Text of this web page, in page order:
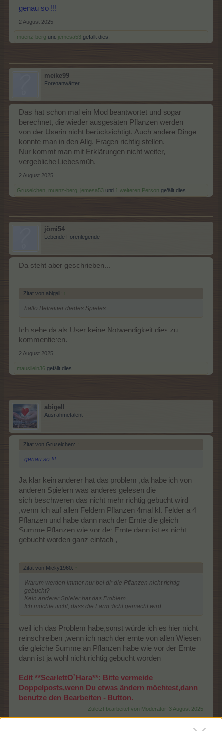
genau so !!!
2 August 2025
muenz-berg und jemesa53 gefällt dies.
meike99
Forenanwärter
Das hat schon mal ein Mod beantwortet und sogar
berechnet, die wieder ausgesäten Pflanzen werden
von der Userin nicht berücksichtigt. Auch andere Dinge
konnte man in den Allg. Fragen richtig stellen.
Nur kommt man mit Erklärungen nicht weiter,
vergebliche Liebesmüh.
2 August 2025
Gruselchen muenz-berg jemesa53 und 1 weiteren Person gefällt dies.
jömi54
Lebende Forenlegende
Da steht aber geschrieben...
Zitat von abigell: ↑
hallo Betreiber diedes Spieles
Ich sehe da als User keine Notwendigkeit dies zu
kommentieren.
2 August 2025
mausilein36 gefällt dies.
abigell
Ausnahmetalent
Zitat von Gruselchen: ↑
genau so !!!
Ja klar kein anderer hat das problem ,da habe ich von
anderen Spielern was anderes gelesen die
sich beschweren das nicht mehr richtig gebucht wird
,wenn ich auf allen Feldern Pflanzen 4mal kl. Felder a 4
Pflanzen und habe dann nach der Ernte die gleich
Summe Pflanzen wie vor der Ernte dann ist es nicht
gebucht worden ganz einfach ,
Zitat von Micky1960: ↑
Warum werden immer nur bei dir die Pflanzen nicht richtig
gebucht?
Kein anderer Spieler hat das Problem.
Ich möchte nicht, dass die Farm dicht gemacht wird.
weil ich das Problem habe,sonst würde ich es hier nicht
reinschreiben ,wenn ich nach der ernte von allen Wiesen
die gleiche Summe an Pflanzen habe wie vor der Ernte
dann ist ja wohl nicht richtig gebucht worden
Edit **ScarlettO`Hara**: Bitte vermeide
Doppelposts,wenn Du etwas ändern möchtest,dann
benutze den Bearbeiten - Button.
Zuletzt bearbeitet von Moderator: 3 August 2025